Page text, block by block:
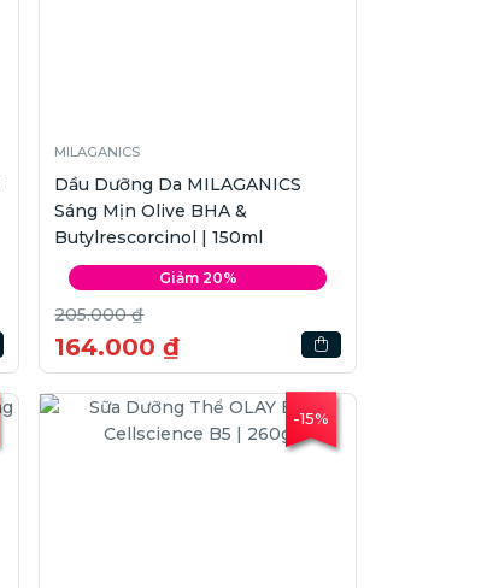
MILAGANICS
Dầu Dưỡng Da MILAGANICS
Sáng Mịn Olive BHA &
Butylrescorcinol | 150ml
Giảm 20%
205.000 ₫
164.000 ₫
-15%